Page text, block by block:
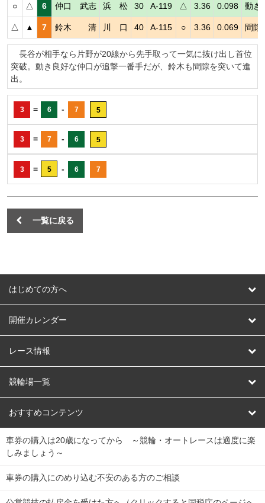
○ △ 6 仲口 武志 浜 松 30 A-119 △ 3.36 0.098 動き
△ ▲ 7 鈴木 清 川 口 40 A-115 ○ 3.36 0.069 間隙
長谷が相手なら片野が20線から先手取って一気に抜け出し首位
突破。動き良好な仲口が追撃一番手だが、鈴木も間隙を突いて進
出。
3 = 6 - 7 5
3 = 7 - 6 5
3 = 5 - 6 7
一覧に戻る
はじめての方へ
はじめての方へ
開催カレンダー
競輪
オートレース
競輪くじ
Dokanto!
チャリロトプラザ
レース情報
レース予想
レース結果
キャリーオーバー一覧
競輪場一覧
北日本 函館競輪場
関
東
弥彦競輪場 前橋競輪場 取手競輪場 宇都宮競輪場
おすすめコンテンツ
競輪選手情報
Perfecta Navi
車券の購入は20歳になってから ～競輪・オートレースは適度に楽
しみましょう～
車券の購入にのめり込む不安のある方のご相談